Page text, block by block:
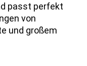
passt perfekt
von
und großem